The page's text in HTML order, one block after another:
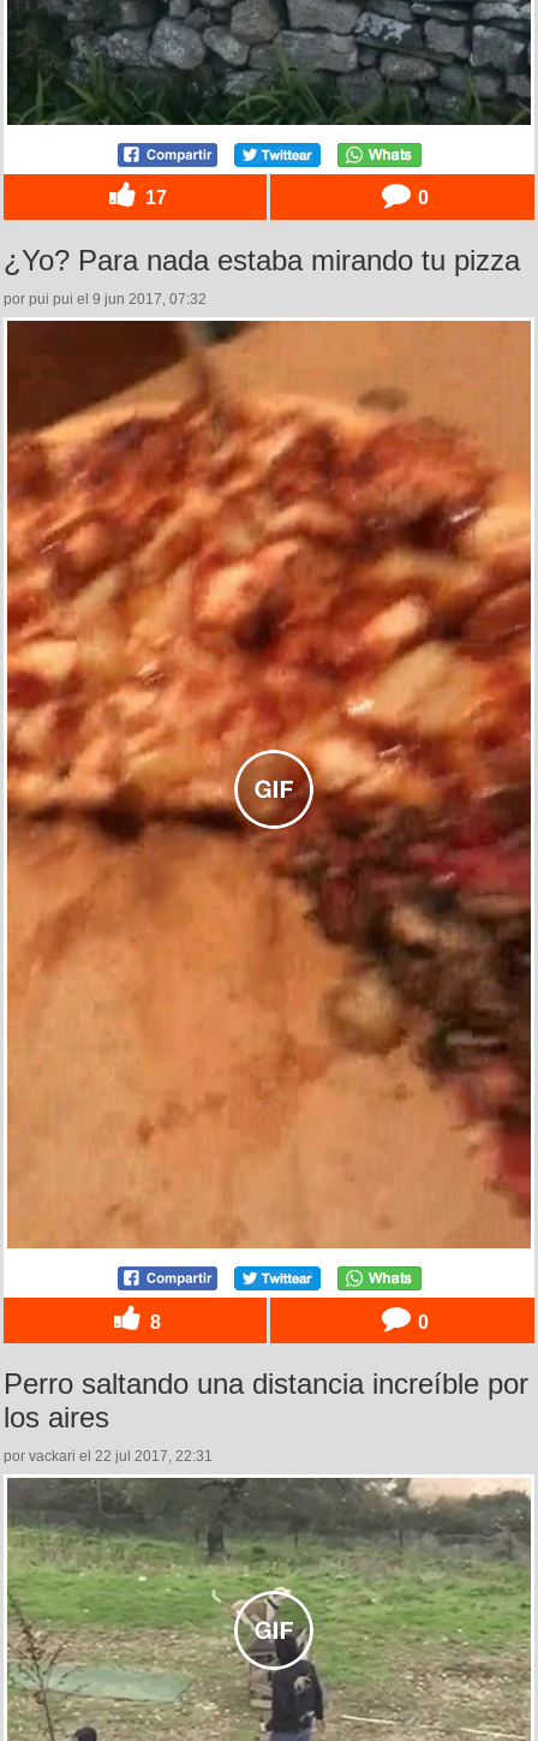
17 0
¿Yo? Para nada estaba mirando tu pizza
por pui pui el 9 jun 2017, 07:32
8 0
Perro saltando una distancia increíble por
los aires
por vackari el 22 jul 2017, 22:31